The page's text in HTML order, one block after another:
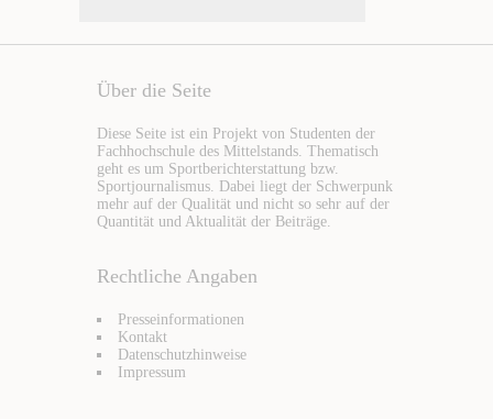
Über die Seite
Diese Seite ist ein Projekt von Studenten der
Fachhochschule des Mittelstands. Thematisch
geht es um Sportberichterstattung bzw.
Sportjournalismus. Dabei liegt der Schwerpunk
mehr auf der Qualität und nicht so sehr auf der
Quantität und Aktualität der Beiträge.
Rechtliche Angaben
Presseinformationen
Kontakt
Datenschutzhinweise
Impressum